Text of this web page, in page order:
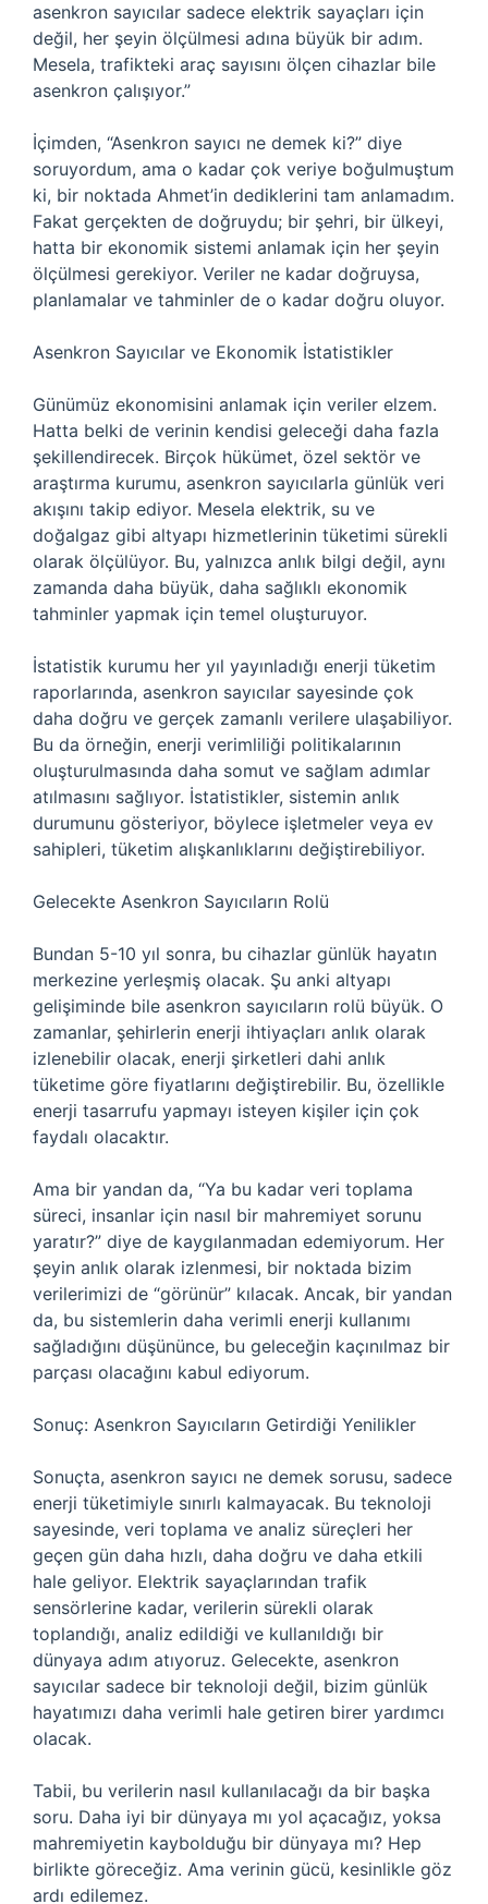
asenkron sayıcılar sadece elektrik sayaçları için
değil, her şeyin ölçülmesi adına büyük bir adım.
Mesela, trafikteki araç sayısını ölçen cihazlar bile
asenkron çalışıyor.”
İçimden, “Asenkron sayıcı ne demek ki?” diye
soruyordum, ama o kadar çok veriye boğulmuştum
ki, bir noktada Ahmet’in dediklerini tam anlamadım.
Fakat gerçekten de doğruydu; bir şehri, bir ülkeyi,
hatta bir ekonomik sistemi anlamak için her şeyin
ölçülmesi gerekiyor. Veriler ne kadar doğruysa,
planlamalar ve tahminler de o kadar doğru oluyor.
Asenkron Sayıcılar ve Ekonomik İstatistikler
Günümüz ekonomisini anlamak için veriler elzem.
Hatta belki de verinin kendisi geleceği daha fazla
şekillendirecek. Birçok hükümet, özel sektör ve
araştırma kurumu, asenkron sayıcılarla günlük veri
akışını takip ediyor. Mesela elektrik, su ve
doğalgaz gibi altyapı hizmetlerinin tüketimi sürekli
olarak ölçülüyor. Bu, yalnızca anlık bilgi değil, aynı
zamanda daha büyük, daha sağlıklı ekonomik
tahminler yapmak için temel oluşturuyor.
İstatistik kurumu her yıl yayınladığı enerji tüketim
raporlarında, asenkron sayıcılar sayesinde çok
daha doğru ve gerçek zamanlı verilere ulaşabiliyor.
Bu da örneğin, enerji verimliliği politikalarının
oluşturulmasında daha somut ve sağlam adımlar
atılmasını sağlıyor. İstatistikler, sistemin anlık
durumunu gösteriyor, böylece işletmeler veya ev
sahipleri, tüketim alışkanlıklarını değiştirebiliyor.
Gelecekte Asenkron Sayıcıların Rolü
Bundan 5-10 yıl sonra, bu cihazlar günlük hayatın
merkezine yerleşmiş olacak. Şu anki altyapı
gelişiminde bile asenkron sayıcıların rolü büyük. O
zamanlar, şehirlerin enerji ihtiyaçları anlık olarak
izlenebilir olacak, enerji şirketleri dahi anlık
tüketime göre fiyatlarını değiştirebilir. Bu, özellikle
enerji tasarrufu yapmayı isteyen kişiler için çok
faydalı olacaktır.
Ama bir yandan da, “Ya bu kadar veri toplama
süreci, insanlar için nasıl bir mahremiyet sorunu
yaratır?” diye de kaygılanmadan edemiyorum. Her
şeyin anlık olarak izlenmesi, bir noktada bizim
verilerimizi de “görünür” kılacak. Ancak, bir yandan
da, bu sistemlerin daha verimli enerji kullanımı
sağladığını düşününce, bu geleceğin kaçınılmaz bir
parçası olacağını kabul ediyorum.
Sonuç: Asenkron Sayıcıların Getirdiği Yenilikler
Sonuçta, asenkron sayıcı ne demek sorusu, sadece
enerji tüketimiyle sınırlı kalmayacak. Bu teknoloji
sayesinde, veri toplama ve analiz süreçleri her
geçen gün daha hızlı, daha doğru ve daha etkili
hale geliyor. Elektrik sayaçlarından trafik
sensörlerine kadar, verilerin sürekli olarak
toplandığı, analiz edildiği ve kullanıldığı bir
dünyaya adım atıyoruz. Gelecekte, asenkron
sayıcılar sadece bir teknoloji değil, bizim günlük
hayatımızı daha verimli hale getiren birer yardımcı
olacak.
Tabii, bu verilerin nasıl kullanılacağı da bir başka
soru. Daha iyi bir dünyaya mı yol açacağız, yoksa
mahremiyetin kaybolduğu bir dünyaya mı? Hep
birlikte göreceğiz. Ama verinin gücü, kesinlikle göz
ardı edilemez.